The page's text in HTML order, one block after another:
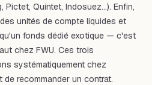
Pictet, Quintet, Indosuez…). Enfin,
unités de compte liquides et
fonds dédié exotique — c'est
chez FWU. Ces trois
systématiquement chez
de recommander un contrat.